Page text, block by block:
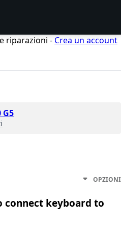
riparazioni - Crea un account
G5
OPZIONI
connect keyboard to